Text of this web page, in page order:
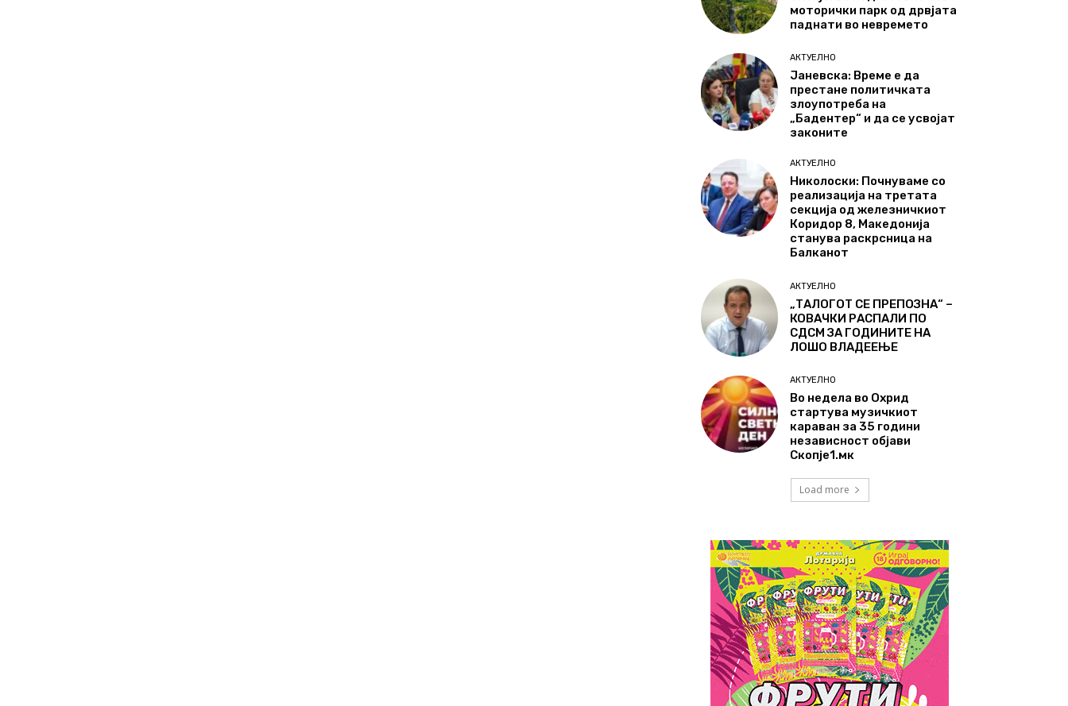
моторички парк од дрвјата
паднати во невремето
АКТУЕЛНО
Јаневска: Време е да
престане политичката
злоупотреба на
„Бадентер“ и да се усвојат
законите
АКТУЕЛНО
Николоски: Почнуваме со
реализација на третата
секција од железничкиот
Коридор 8, Македонија
станува раскрсница на
Балканот
АКТУЕЛНО
„ТАЛОГОТ СЕ ПРЕПОЗНА“ –
КОВАЧКИ РАСПАЛИ ПО
СДСМ ЗА ГОДИНИТЕ НА
ЛОШО ВЛАДЕЕЊЕ
АКТУЕЛНО
Во недела во Охрид
стартува музичкиот
караван за 35 години
независност објави
Скопје1.мк
Load more